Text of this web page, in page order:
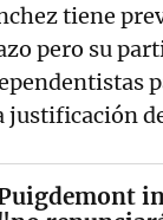
tiene
pero su
justificación